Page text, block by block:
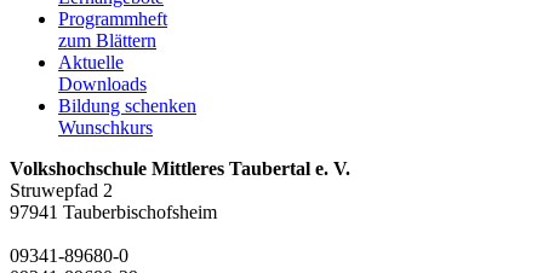
Programmheft
zum Blättern
Aktuelle
Downloads
Bildung schenken
Wunschkurs
Volkshochschule Mittleres Taubertal e. V.
Struwepfad 2
97941 Tauberbischofsheim
09341-89680-0